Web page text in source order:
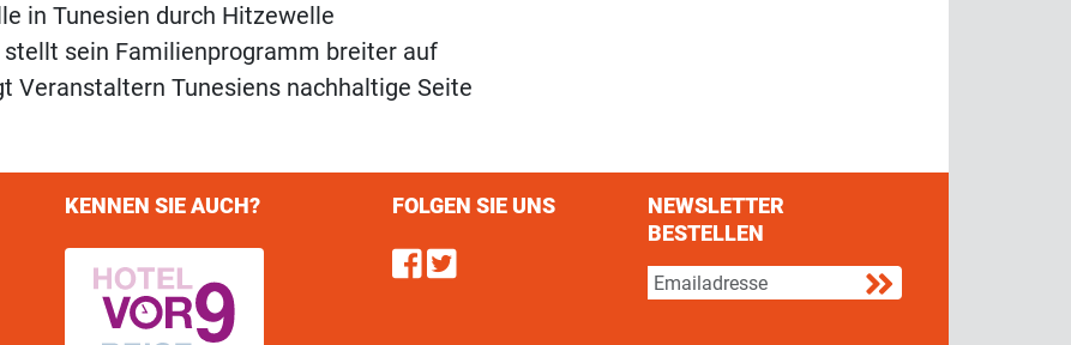
in Tunesien durch Hitzewelle
stellt sein Familienprogramm breiter auf
Veranstaltern Tunesiens nachhaltige Seite
KENNEN SIE AUCH? FOLGEN SIE UNS
Find us on Facebook
Follow us on Twitter
NEWSLETTER
BESTELLEN